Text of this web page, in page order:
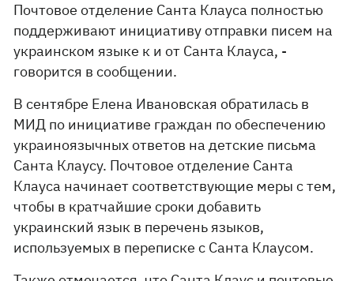
Почтовое отделение Санта Клауса полностью
поддерживают инициативу отправки писем на
украинском языке к и от Санта Клауса, -
говорится в сообщении.
В сентябре Елена Ивановская обратилась в
МИД по инициативе граждан по обеспечению
украиноязычных ответов на детские письма
Санта Клаусу. Почтовое отделение Санта
Клауса начинает соответствующие меры с тем,
чтобы в кратчайшие сроки добавить
украинский язык в перечень языков,
используемых в переписке с Санта Клаусом.